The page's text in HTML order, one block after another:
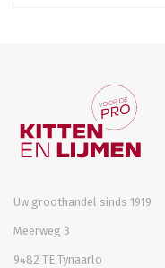
Uw groothandel sinds 1919
Meerweg 3
9482 TE Tynaarlo